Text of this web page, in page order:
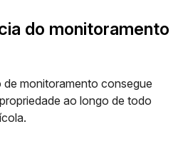
do monitoramento
de monitoramento consegue
ao longo de todo